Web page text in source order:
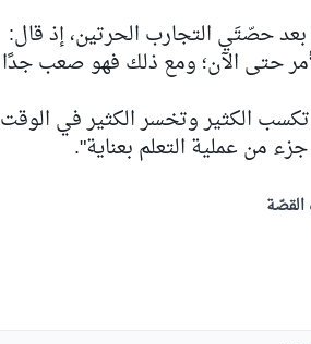
حصّتَي التجارب الحرتين، إذ قال:
حتى الآن؛ ومع ذلك فهو صعب جدًا
الكثير وتخسر الكثير في الوقت
من عملية التعلم بعناية".